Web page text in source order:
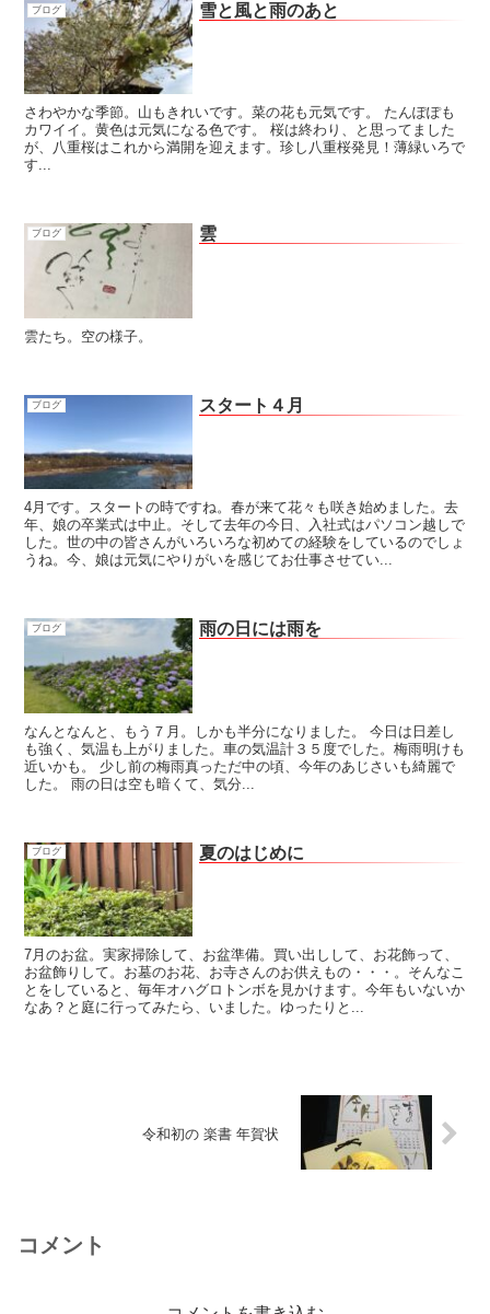
ブログ 雪と風と雨のあと
さわやかな季節。山もきれいです。菜の花も元気です。 たんぽぽも
カワイイ。黄色は元気になる色です。 桜は終わり、と思ってました
が、八重桜はこれから満開を迎えます。珍し八重桜発見！薄緑いろで
す...
ブログ 雲
雲たち。空の様子。
ブログ スタート４月
4月です。スタートの時ですね。春が来て花々も咲き始めました。去
年、娘の卒業式は中止。そして去年の今日、入社式はパソコン越しで
した。世の中の皆さんがいろいろな初めての経験をしているのでしょ
うね。今、娘は元気にやりがいを感じてお仕事させてい...
ブログ 雨の日には雨を
なんとなんと、もう７月。しかも半分になりました。 今日は日差し
も強く、気温も上がりました。車の気温計３５度でした。梅雨明けも
近いかも。 少し前の梅雨真っただ中の頃、今年のあじさいも綺麗で
した。 雨の日は空も暗くて、気分...
ブログ 夏のはじめに
7月のお盆。実家掃除して、お盆準備。買い出しして、お花飾って、
お盆飾りして。お墓のお花、お寺さんのお供えもの・・・。そんなこ
とをしていると、毎年オハグロトンボを見かけます。今年もいないか
なあ？と庭に行ってみたら、いました。ゆったりと...
令和初の 楽書 年賀状
コメント